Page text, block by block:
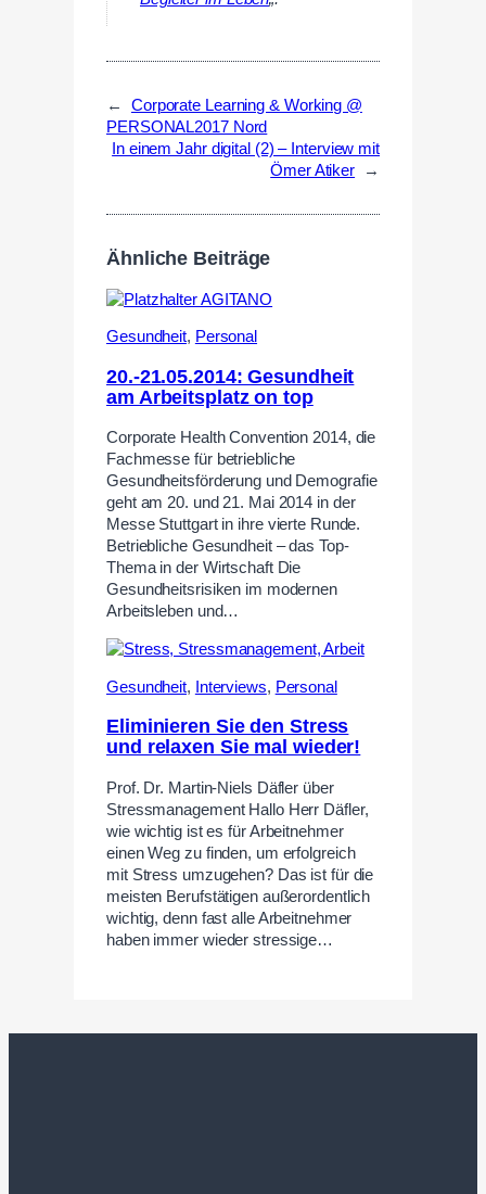
←
Corporate Learning & Working @
PERSONAL2017 Nord
In einem Jahr digital (2) – Interview mit
Ömer Atiker
→
Ähnliche Beiträge
Gesundheit, Personal
20.-21.05.2014: Gesundheit
am Arbeitsplatz on top
Corporate Health Convention 2014, die
Fachmesse für betriebliche
Gesundheitsförderung und Demografie
geht am 20. und 21. Mai 2014 in der
Messe Stuttgart in ihre vierte Runde.
Betriebliche Gesundheit – das Top-
Thema in der Wirtschaft Die
Gesundheitsrisiken im modernen
Arbeitsleben und…
Gesundheit, Interviews, Personal
Eliminieren Sie den Stress
und relaxen Sie mal wieder!
Prof. Dr. Martin-Niels Däfler über
Stressmanagement Hallo Herr Däfler,
wie wichtig ist es für Arbeitnehmer
einen Weg zu finden, um erfolgreich
mit Stress umzugehen? Das ist für die
meisten Berufstätigen außerordentlich
wichtig, denn fast alle Arbeitnehmer
haben immer wieder stressige…